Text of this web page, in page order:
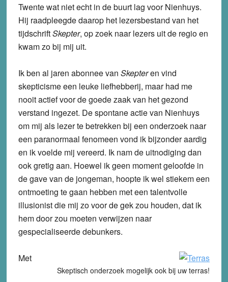
Twente wat niet echt in de buurt lag voor Nienhuys.
Hij raadpleegde daarop het lezersbestand van het
tijdschriftSkepter, op zoek naar lezers uit de regio en
kwam zo bij mij uit.
Ik ben al jaren abonnee van Skepteren vind
skepticisme een leuke liefhebberij, maar had me
nooit actief voor de goede zaak van het gezond
verstand ingezet. De spontane actie van Nienhuys
om mij als lezer te betrekken bij een onderzoek naar
een paranormaal fenomeen vond ik bijzonder aardig
en ik voelde mij vereerd. Ik nam de uitnodiging dan
ook gretig aan. Hoewel ik geen moment geloofde in
de gave van de jongeman, hoopte ik wel stiekem een
ontmoeting te gaan hebben met een talentvolle
illusionist die mij zo voor de gek zou houden, dat ik
hem door zou moeten verwijzen naar
gespecialiseerde debunkers.
Skeptisch onderzoek mogelijk ook bij uw terras!
Met